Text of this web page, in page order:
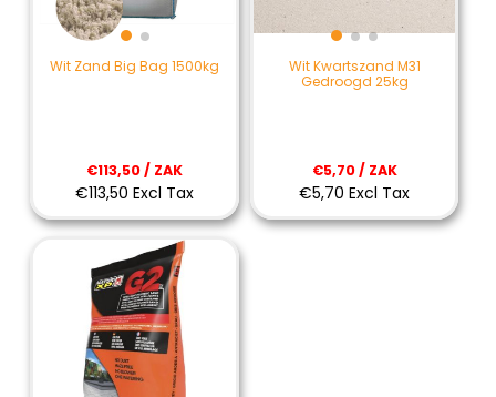
Wit Zand Big Bag 1500kg
€113,50 / ZAK
€113,50 Excl Tax
Wit Kwartszand M31
Gedroogd 25kg
€5,70 / ZAK
€5,70 Excl Tax